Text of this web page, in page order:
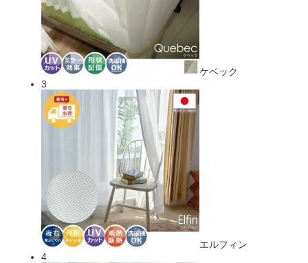
ケベック
3
エルフィン
4